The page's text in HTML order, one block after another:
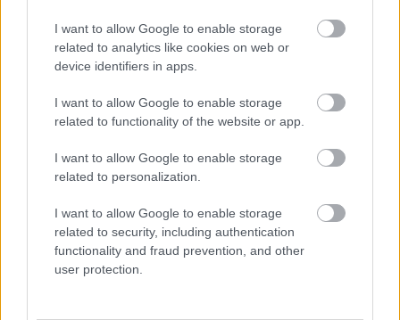
I want to allow Google to enable storage
related to analytics like cookies on web or
device identifiers in apps.
I want to allow Google to enable storage
related to functionality of the website or app.
I want to allow Google to enable storage
related to personalization.
I want to allow Google to enable storage
related to security, including authentication
functionality and fraud prevention, and other
user protection.